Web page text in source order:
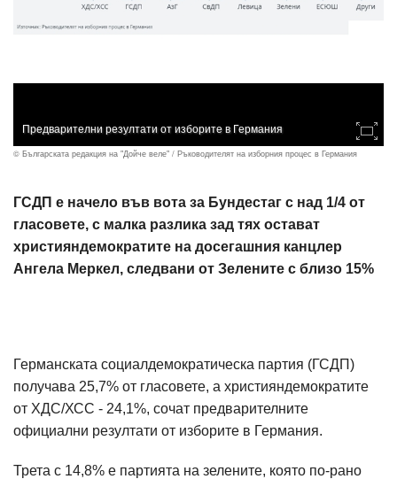
Предварителни резултати от изборите в Германия
© Българската редакция на "Дойче веле" / Ръководителят на изборния процес в Германия
ГСДП е начело във вота за Бундестаг с над 1/4 от
гласовете, с малка разлика зад тях остават
християндемократите на досегашния канцлер
Ангела Меркел, следвани от Зелените с близо 15%
Германската социалдемократическа партия (ГСДП)
получава 25,7% от гласовете, а християндемократите
от ХДС/ХСС - 24,1%, сочат предварителните
официални резултати от изборите в Германия.
Трета с 14,8% е партията на зелените, която по-рано